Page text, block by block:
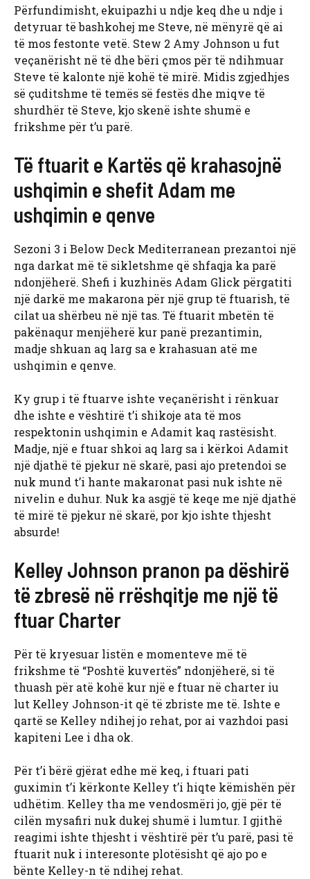
Përfundimisht, ekuipazhi u ndje keq dhe u ndje i
detyruar të bashkohej me Steve, në mënyrë që ai
të mos festonte vetë. Stew 2 Amy Johnson u fut
veçanërisht në të dhe bëri çmos për të ndihmuar
Steve të kalonte një kohë të mirë. Midis zgjedhjes
së çuditshme të temës së festës dhe miqve të
shurdhër të Steve, kjo skenë ishte shumë e
frikshme për t’u parë.
Të ftuarit e Kartës që krahasojnë
ushqimin e shefit Adam me
ushqimin e qenve
Sezoni 3 i Below Deck Mediterranean prezantoi një
nga darkat më të sikletshme që shfaqja ka parë
ndonjëherë. Shefi i kuzhinës Adam Glick përgatiti
një darkë me makarona për një grup të ftuarish, të
cilat ua shërbeu në një tas. Të ftuarit mbetën të
pakënaqur menjëherë kur panë prezantimin,
madje shkuan aq larg sa e krahasuan atë me
ushqimin e qenve.
Ky grup i të ftuarve ishte veçanërisht i rënkuar
dhe ishte e vështirë t’i shikoje ata të mos
respektonin ushqimin e Adamit kaq rastësisht.
Madje, një e ftuar shkoi aq larg sa i kërkoi Adamit
një djathë të pjekur në skarë, pasi ajo pretendoi se
nuk mund t’i hante makaronat pasi nuk ishte në
nivelin e duhur. Nuk ka asgjë të keqe me një djathë
të mirë të pjekur në skarë, por kjo ishte thjesht
absurde!
Kelley Johnson pranon pa dëshirë
të zbresë në rrëshqitje me një të
ftuar Charter
Për të kryesuar listën e momenteve më të
frikshme të “Poshtë kuvertës” ndonjëherë, si të
thuash për atë kohë kur një e ftuar në charter iu
lut Kelley Johnson-it që të zbriste me të. Ishte e
qartë se Kelley ndihej jo rehat, por ai vazhdoi pasi
kapiteni Lee i dha ok.
Për t’i bërë gjërat edhe më keq, i ftuari pati
guximin t’i kërkonte Kelley t’i hiqte këmishën për
udhëtim. Kelley tha me vendosmëri jo, gjë për të
cilën mysafiri nuk dukej shumë i lumtur. I gjithë
reagimi ishte thjesht i vështirë për t’u parë, pasi të
ftuarit nuk i interesonte plotësisht që ajo po e
bënte Kelley-n të ndihej rehat.